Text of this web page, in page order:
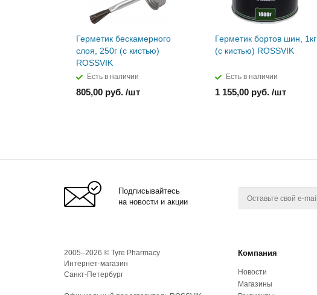
Герметик бескамерного
слоя, 250г (с кистью)
ROSSVIK
Есть в наличии
805,00 руб. /шт
Герметик бортов шин, 1кг
(с кистью) ROSSVIK
Есть в наличии
1 155,00 руб. /шт
Подписывайтесь
на новости и акции
2005–2026 © Tyre Pharmacy
Интернет-магазин
Санкт-Петербург
Компания
Новости
Магазины